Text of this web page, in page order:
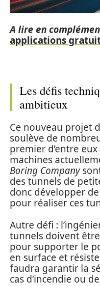
A lire en
applications
Les défis
ambitieux
Ce nouveau projet
soulève de
premier d’entre eux
machines
Boring Company
des tunnels de
donc développer
pour réaliser ces
Autre défi :
tunnels doivent
pour supporter le
en surface et
faudra garantir la
cas d’incendie ou